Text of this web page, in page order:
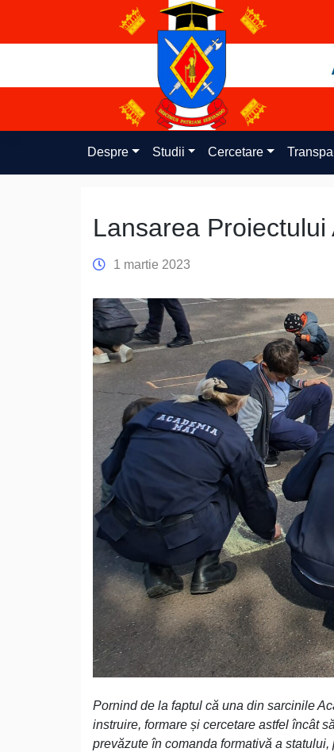
content
Despre Studii Cercetare
Lansarea Proiectului
1 martie 2023
Pornind de la faptul că una din sarcinile
instruire, formare și cercetare astfel încât
prevăzute în comanda formativă a